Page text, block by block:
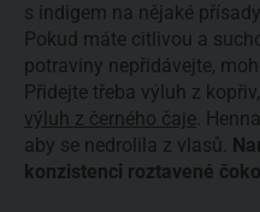
s indigem na nějaké
Pokud máte citlivou a
potraviny nepřidávejte,
Přidejte třeba výluh z
výluh z černého čaje .
aby se nedrolila z vlasů.
konzistenci roztavené